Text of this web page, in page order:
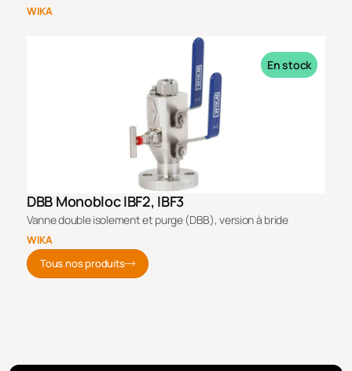
WIKA
En stock
DBB Monobloc IBF2, IBF3
Vanne double isolement et purge (DBB), version à bride
WIKA
Tous nos produits